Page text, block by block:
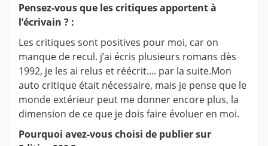
Pensez-vous que les critiques apportent à
l’écrivain ? :
Les critiques sont positives pour moi, car on
manque de recul. j’ai écris plusieurs romans dès
1992, je les ai relus et réécrit.... par la suite.Mon
auto critique était nécessaire, mais je pense que le
monde extérieur peut me donner encore plus, la
dimension de ce que je dois faire évoluer en moi.
Pourquoi avez-vous choisi de publier sur